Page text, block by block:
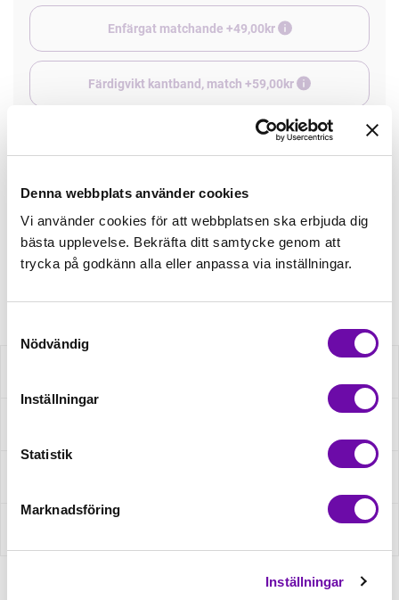
Denna webbplats använder cookies
Vi använder cookies för att webbplatsen ska erbjuda dig
bästa upplevelse. Bekräfta ditt samtycke genom att
trycka på godkänn alla eller anpassa via inställningar.
Nödvändig
Inställningar
Statistik
Marknadsföring
Inställningar
Enfärgat matchande +49,00kr
Färdigvikt kantband, match +59,00kr
4 st Matchande Overlocktråd +100,00kr
Finns i lager
Minsta beställning: 0.5 m